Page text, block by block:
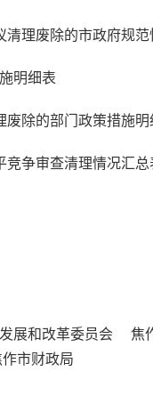
清理废除的市政府规
明细表
废除的部门政策措施明
竞争审查清理情况汇总
展和改革委员会 焦
作市财政局